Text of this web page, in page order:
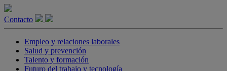
Contacto
Empleo y relaciones laborales
Salud y prevención
Talento y formación
Futuro del trabajo y tecnología